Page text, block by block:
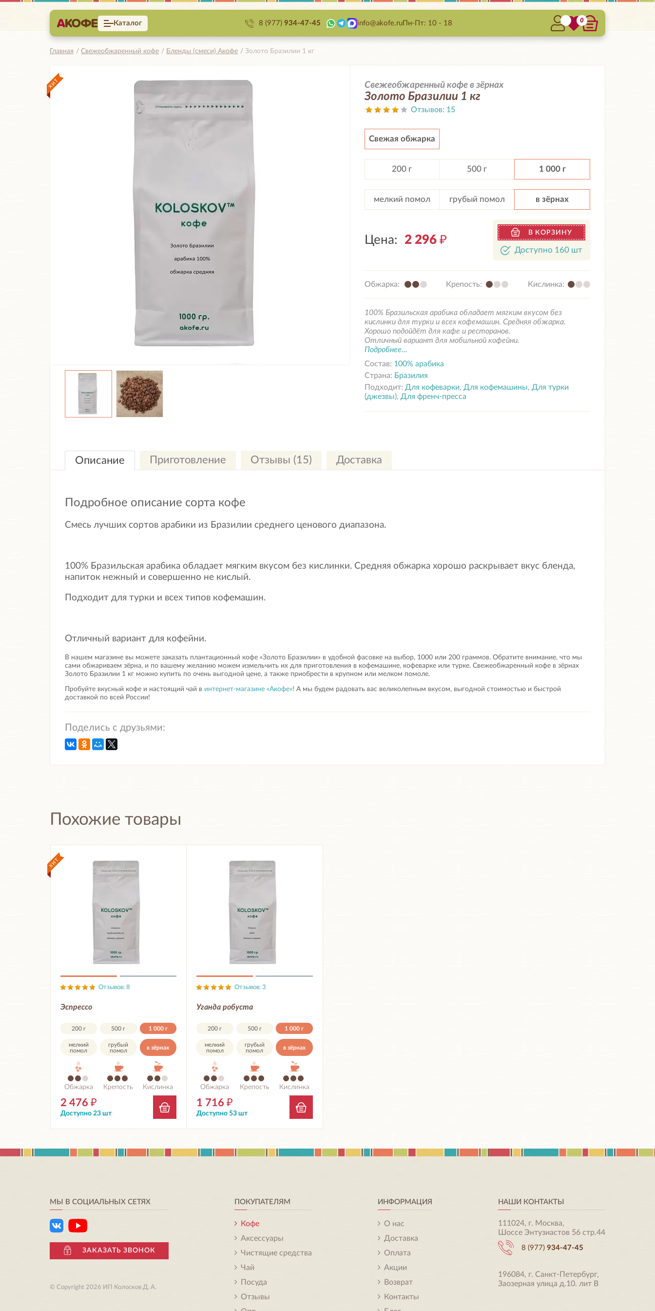
Каталог 8 (977)934-47-45 info@akofe.ru Пн-Пт: 10 - 18 0
Главная Свежеобжаренный кофе Бленды (смеси) Акофе Золото Бразилии 1 кг
Свежеобжаренный кофе в зёрнах
Золото Бразилии 1 кг
Отзывов: 15
Свежая обжарка
200 г 500 г 1 000 г
мелкий помол грубый помол в зёрнах
Цена: 2 296 ₽
В КОРЗИНУ
Доступно 160 шт
Обжарка: Крепость: Кислинка:
100% Бразильская арабика обладает мягким вкусом без
кислинки для турки и всех кофемашин. Средняя обжарка.
Хорошо подойдёт для кафе и ресторанов.
Отличный вариант для мобильной кофейни.
Подробнее...
Состав: 100% арабика
Страна: Бразилия
Подходит: Для кофеварки, Для кофемашины, Для турки
(джезвы), Для френч-пресса
Описание Приготовление Отзывы (15) Доставка
Подробное описание сорта кофе
Смесь лучших сортов арабики из Бразилии среднего ценового диапазона.
100% Бразильская арабика обладает мягким вкусом без кислинки. Средняя обжарка хорошо раскрывает вкус бленда,
напиток нежный и совершенно не кислый.
Подходит для турки и всех типов кофемашин.
Отличный вариант для кофейни.
В нашем магазине вы можете заказать плантационный кофе «Золото Бразилии» в удобной фасовке на выбор, 1000 или 200 граммов. Обратите внимание, что мы
сами обжариваем зёрна, и по вашему желанию можем измельчить их для приготовления в кофемашине, кофеварке или турке. Свежеобжаренный кофе в зёрнах
Золото Бразилии 1 кг можно купить по очень выгодной цене, а также приобрести в крупном или мелком помоле.
Пробуйте вкусный кофе и настоящий чай в интернет-магазине «Акофе»! А мы будем радовать вас великолепным вкусом, выгодной стоимостью и быстрой
доставкой по всей России!
Поделись с друзьями:
Похожие товары
Отзывов: 8
Эспрессо
200 г 500 г 1 000 г
мелкий
помол
грубый
помол
в зёрнах
Обжарка Крепость Кислинка
2 476 ₽
Доступно 23 шт
Отзывов: 3
Уганда робуста
200 г 500 г 1 000 г
мелкий
помол
грубый
помол
в зёрнах
Обжарка Крепость Кислинка
1 716 ₽
Доступно 53 шт
МЫ В СОЦИАЛЬНЫХ СЕТЯХ
ЗАКАЗАТЬ ЗВОНОК
© Copyright 2026 ИП Колосков Д. А.
ПОКУПАТЕЛЯМ
Кофе
Аксессуары
Чистящие средства
Чай
Посуда
Отзывы
ИНФОРМАЦИЯ
О нас
Доставка
Оплата
Акции
Возврат
Контакты
НАШИ КОНТАКТЫ
111024, г. Москва,
Шоссе Энтузиастов 56 стр.44
8 (977) 934-47-45
196084, г. Санкт-Петербург,
Заозерная улица д.10. лит В